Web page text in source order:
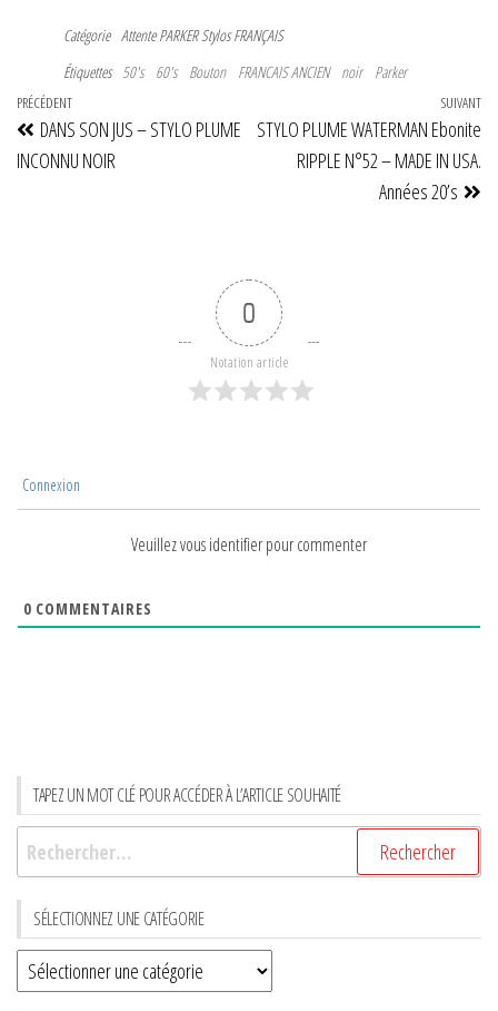
Catégorie Attente PARKERStylos FRANÇAIS
Étiquettes 50's 60's Bouton FRANCAIS ANCIEN noir Parker
Navigation
de
l’article
Article
précédent
PRÉCÉDENT
DANS SON JUS – STYLO PLUME
INCONNU NOIR
SUIVANT
STYLO PLUME WATERMAN Ebonite
RIPPLE N°52 – MADE IN USA.
Années 20’s
0
Notation article
Connexion
Veuillez vous identifier pour commenter
0 COMMENTAIRES
TAPEZ UN MOT CLÉ POUR ACCÉDER À L’ARTICLE SOUHAITÉ
Rechercher :
SÉLECTIONNEZ UNE CATÉGORIE
Sélectionnez
une